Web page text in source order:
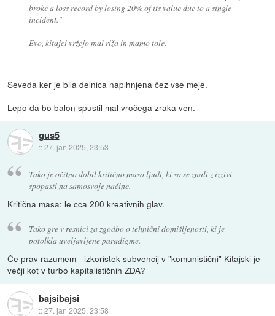
broke a loss record by losing 20% of its value due to a single
incident."
Evo, kitajci vržejo mal riža in mamo tole.
Seveda ker je bila delnica napihnjena čez vse meje.
Lepo da bo balon spustil mal vročega zraka ven.
gus5
::27. jan 2025, 23:53
Tako je očitno dobil kritično maso ljudi, ki so se znali z izzivi
spopasti na samosvoje načine.
Kritična masa: le cca 200 kreativnih glav.
Tako gre v resnici za zgodbo o tehnični domišljenosti, ki je
potolkla uveljavljene paradigme.
Če prav razumem - izkoristek subvencij v "komunistični" Kitajski je
večji kot v turbo kapitalističnih ZDA?
bajsibajsi
::27. jan 2025, 23:58